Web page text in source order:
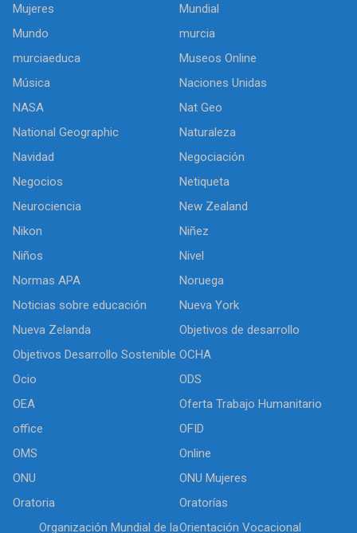
Mujeres
Mundial
Mundo
murcia
murciaeduca
Museos Online
Música
Naciones Unidas
NASA
Nat Geo
National Geographic
Naturaleza
Navidad
Negociación
Negocios
Netiqueta
Neurociencia
New Zealand
Nikon
Niñez
Niños
Nivel
Normas APA
Noruega
Noticias sobre educación
Nueva York
Nueva Zelanda
Objetivos de desarrollo
Objetivos Desarrollo Sostenible OCHA
Ocio
ODS
OEA
Oferta Trabajo Humanitario
office
OFID
OMS
Online
ONU
ONU Mujeres
Oratoria
Oratorías
Organización Mundial de laOrientación Vocacional